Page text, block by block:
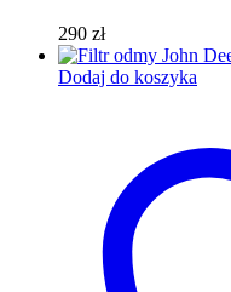
290 zł
Dodaj do koszyka